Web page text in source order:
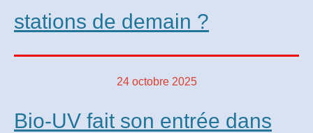
stations de demain ?
24 octobre 2025
Bio-UV fait son entrée dans